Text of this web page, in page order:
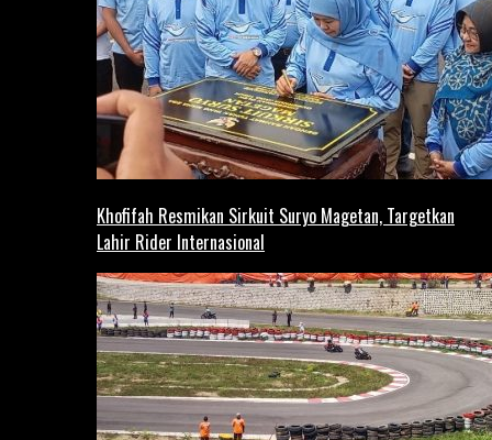
Khofifah Resmikan Sirkuit Suryo Magetan, Targetkan
Lahir Rider Internasional